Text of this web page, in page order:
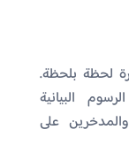
بلحظة.
البيانية
على